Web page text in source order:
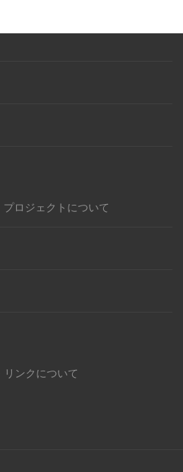
ロジェクトについて
ンクについて